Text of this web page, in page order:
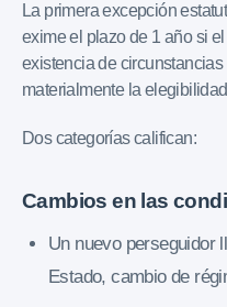
La primera excepción
exime el plazo de 1 año si
existencia de
materialmente la
Dos categorías califican:
Cambios en las
Un nuevo perseguidor
Estado, cambio de